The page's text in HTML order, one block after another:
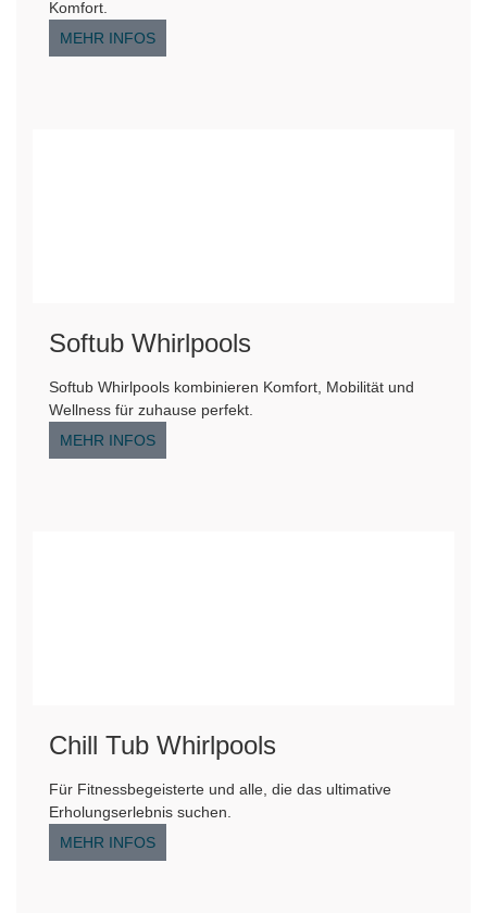
Komfort.
MEHR INFOS
Softub Whirlpools
Softub Whirlpools kombinieren Komfort, Mobilität und
Wellness für zuhause perfekt.
MEHR INFOS
Chill Tub Whirlpools
Für Fitnessbegeisterte und alle, die das ultimative
Erholungserlebnis suchen.
MEHR INFOS